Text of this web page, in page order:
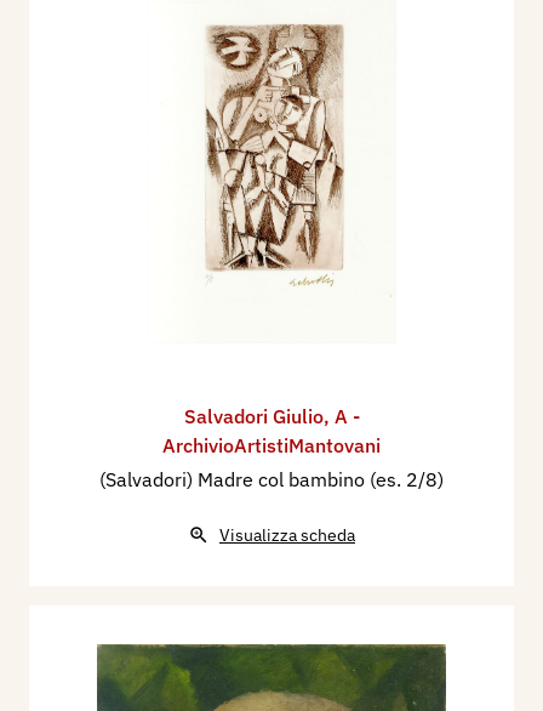
Salvadori Giulio, A -
ArchivioArtistiMantovani
(Salvadori) Madre col bambino (es. 2/8)
Visualizza scheda